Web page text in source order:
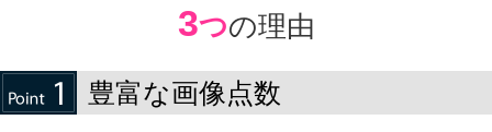
3つの理由
豊富な画像点数